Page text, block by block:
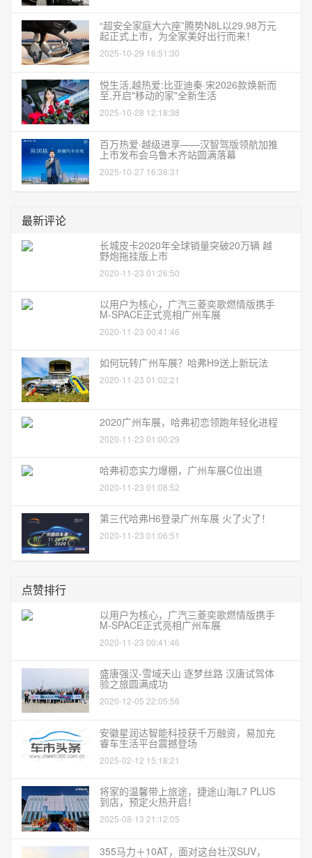
“超安全家庭大六座”腾势N8L以29.98万元
起正式上市，为全家美好出行而来！
2025-10-29 16:51:30
悦生活,越热爱:比亚迪秦·宋2026款焕新而
至,开启"移动的家"全新生活
2025-10-28 12:18:38
百万热爱·越级进享——汉智驾版领航加推
上市发布会乌鲁木齐站圆满落幕
2025-10-27 16:38:31
最新评论
长城皮卡2020年全球销量突破20万辆 越
野炮拖挂版上市
2020-11-23 01:26:50
以用户为核心，广汽三菱奕歌燃情版携手
M-SPACE正式亮相广州车展
2020-11-23 00:41:46
如何玩转广州车展？哈弗H9送上新玩法
2020-11-23 01:02:21
2020广州车展，哈弗初恋领跑年轻化进程
2020-11-23 01:00:29
哈弗初恋实力爆棚，广州车展C位出道
2020-11-23 01:08:52
第三代哈弗H6登录广州车展 火了火了！
2020-11-23 01:06:51
点赞排行
以用户为核心，广汽三菱奕歌燃情版携手
M-SPACE正式亮相广州车展
2020-11-23 00:41:46
盛唐强汉-雪域天山 逐梦丝路 汉唐试驾体
验之旅圆满成功
2020-12-05 22:05:56
安徽星润达智能科技获千万融资，易加充
睿车生活平台震撼登场
2025-02-12 15:18:21
将家的温馨带上旅途，捷途山海L7 PLUS
到店，预定火热开启！
2025-08-13 21:12:05
355马力＋10AT，面对这台壮汉SUV，